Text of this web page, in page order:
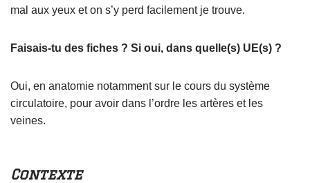
mal aux yeux et on s’y perd facilement je trouve.
Faisais-tu des fiches ? Si oui, dans quelle(s) UE(s) ?
Oui, en anatomie notamment sur le cours du système
circulatoire, pour avoir dans l’ordre les artères et les
veines.
Contexte